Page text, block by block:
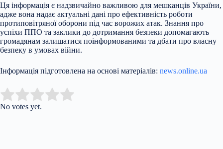
Ця інформація є надзвичайно важливою для мешканців України,
адже вона надає актуальні дані про ефективність роботи
протиповітряної оборони під час ворожих атак. Знання про
успіхи ППО та заклики до дотримання безпеки допомагають
громадянам залишатися поінформованими та дбати про власну
безпеку в умовах війни.
Інформація підготовлена на основі матеріалів: news.online.ua
Rate this item:
No votes yet.